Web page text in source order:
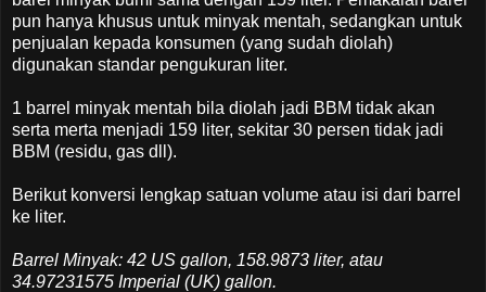
pun hanya khusus untuk minyak mentah, sedangkan untuk
penjualan kepada konsumen (yang sudah diolah)
digunakan standar pengukuran liter.
1 barrel minyak mentah bila diolah jadi BBM tidak akan
serta merta menjadi 159 liter, sekitar 30 persen tidak jadi
BBM (residu, gas dll).
Berikut konversi lengkap satuan volume atau isi dari barrel
ke liter.
Barrel Minyak: 42 US gallon, 158.9873 liter, atau
34.97231575 Imperial (UK) gallon.